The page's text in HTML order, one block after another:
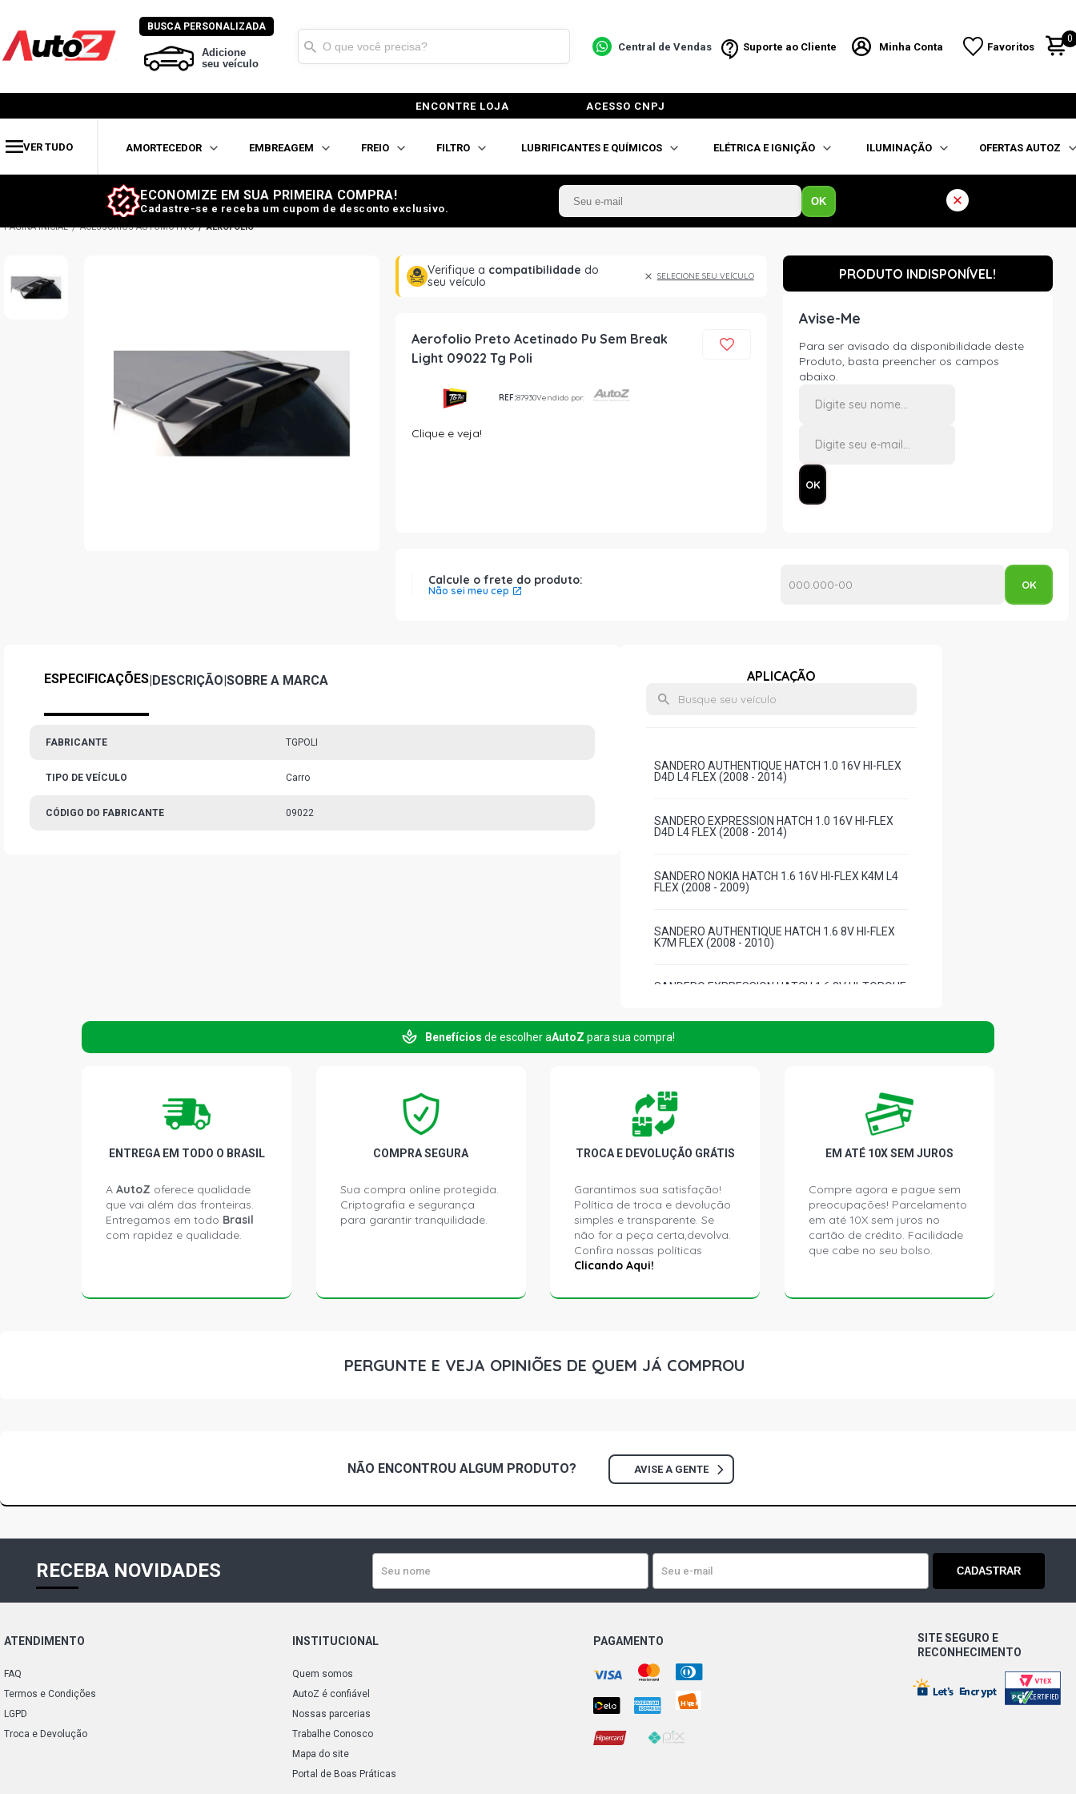
BUSCA PERSONALIZADA
Adicione
seu veículo
Central de Vendas Suporte ao Cliente Minha Conta Favoritos
0
ENCONTRE LOJA ACESSO CNPJ
VER TUDO AMORTECEDOR EMBREAGEM FREIO FILTRO LUBRIFICANTES E QUÍMICOS ELÉTRICA E IGNIÇÃO ILUMINAÇÃO OFERTAS AUTOZ
ECONOMIZE EM SUA PRIMEIRA COMPRA!
Cadastre-se e receba um cupom de desconto exclusivo.
OK
ACESSÓRIOS AUTOMOTIVO AEROFÓLIO
Verifique a compatibilidade do
seu veículo
SELECIONE SEU VEÍCULO
Aerofolio Preto Acetinado Pu Sem Break
Light 09022 Tg Poli
REF:87930Vendido por:
Clique e veja!
PRODUTO INDISPONÍVEL!
Avise-Me
Para ser avisado da disponibilidade deste
Produto, basta preencher os campos
abaixo.
Calcule o frete do produto:
Não sei meu cep
ESPECIFICAÇÕES|DESCRIÇÃO|SOBRE A MARCA
FABRICANTE TGPOLI
TIPO DE VEÍCULO Carro
CÓDIGO DO FABRICANTE 09022
APLICAÇÃO
SANDERO AUTHENTIQUE HATCH 1.0 16V HI-FLEX
D4D L4 FLEX (2008 - 2014)
SANDERO EXPRESSION HATCH 1.0 16V HI-FLEX
D4D L4 FLEX (2008 - 2014)
SANDERO NOKIA HATCH 1.6 16V HI-FLEX K4M L4
FLEX (2008 - 2009)
SANDERO AUTHENTIQUE HATCH 1.6 8V HI-FLEX
K7M FLEX (2008 - 2010)
SANDERO EXPRESSION HATCH 1.6 8V HI-TORQUE
SANDERO PRIVILEGE HATCH 1.6 8V HI-FLEX K7M
FLEX (2008 - 2014)
SANDERO VIBE HATCH 1.6 8V HI-TORQUE K7M L4
FLEX (2010 - 2011)
SANDERO DYNAMIQUE (V.2) HATCH 1.6 8V HI-
POWER K7M L4 FLEX (2014 - 2017)
SANDERO EXPRESSION (V.2) HATCH 1.6 8V HI-
POWER K7M L4 FLEX (2013 - 2017)
Benefícios de escolher aAutoZ para sua compra!
ENTREGA EM TODO O BRASIL
A AutoZ oferece qualidade
que vai além das fronteiras.
Entregamos em todo Brasil
com rapidez e qualidade.
COMPRA SEGURA
Sua compra online protegida.
Criptografia e segurança
para garantir tranquilidade.
TROCA E DEVOLUÇÃO GRÁTIS
Garantimos sua satisfação!
Política de troca e devolução
simples e transparente. Se
não for a peça certa,devolva.
Confira nossas políticas
Clicando Aqui!
EM ATÉ 10X SEM JUROS
Compre agora e pague sem
preocupações! Parcelamento
em até 10X sem juros no
cartão de crédito. Facilidade
que cabe no seu bolso.
PERGUNTE E VEJA OPINIÕES DE QUEM JÁ COMPROU
NÃO ENCONTROU ALGUM PRODUTO? AVISE A GENTE
RECEBA NOVIDADES CADASTRAR
ATENDIMENTO
FAQ
Termos e Condições
LGPD
Troca e Devolução
INSTITUCIONAL
Quem somos
AutoZ é confiável
Nossas parcerias
Trabalhe Conosco
Mapa do site
Portal de Boas Práticas
PAGAMENTO
SITE SEGURO E
RECONHECIMENTO